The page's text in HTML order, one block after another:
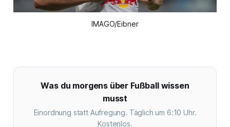
IMAGO/Eibner
Was du morgens über Fußball wissen
musst
Einordnung statt Aufregung. Täglich um 6:10 Uhr.
Kostenlos.